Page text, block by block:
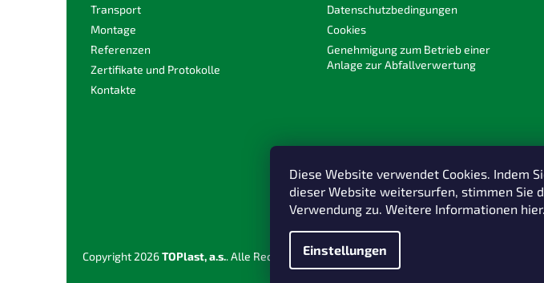
Diese Website verwendet Cookies. Indem
dieser Website weitersurfen, stimmen Sie
Verwendung zu. Weitere Informationen hier.
Einstellungen
Transport
Montage
Referenzen
Zertifikate und Protokolle
Kontakte
Datenschutzbedingungen
Cookies
Genehmigung zum Betrieb einer
Anlage zur Abfallverwertung
Copyright 2026TOPlast, a.s.. Alle Rechte vorbehalten.